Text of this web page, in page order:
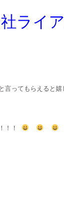
ライ
と言ってもらえると
！！